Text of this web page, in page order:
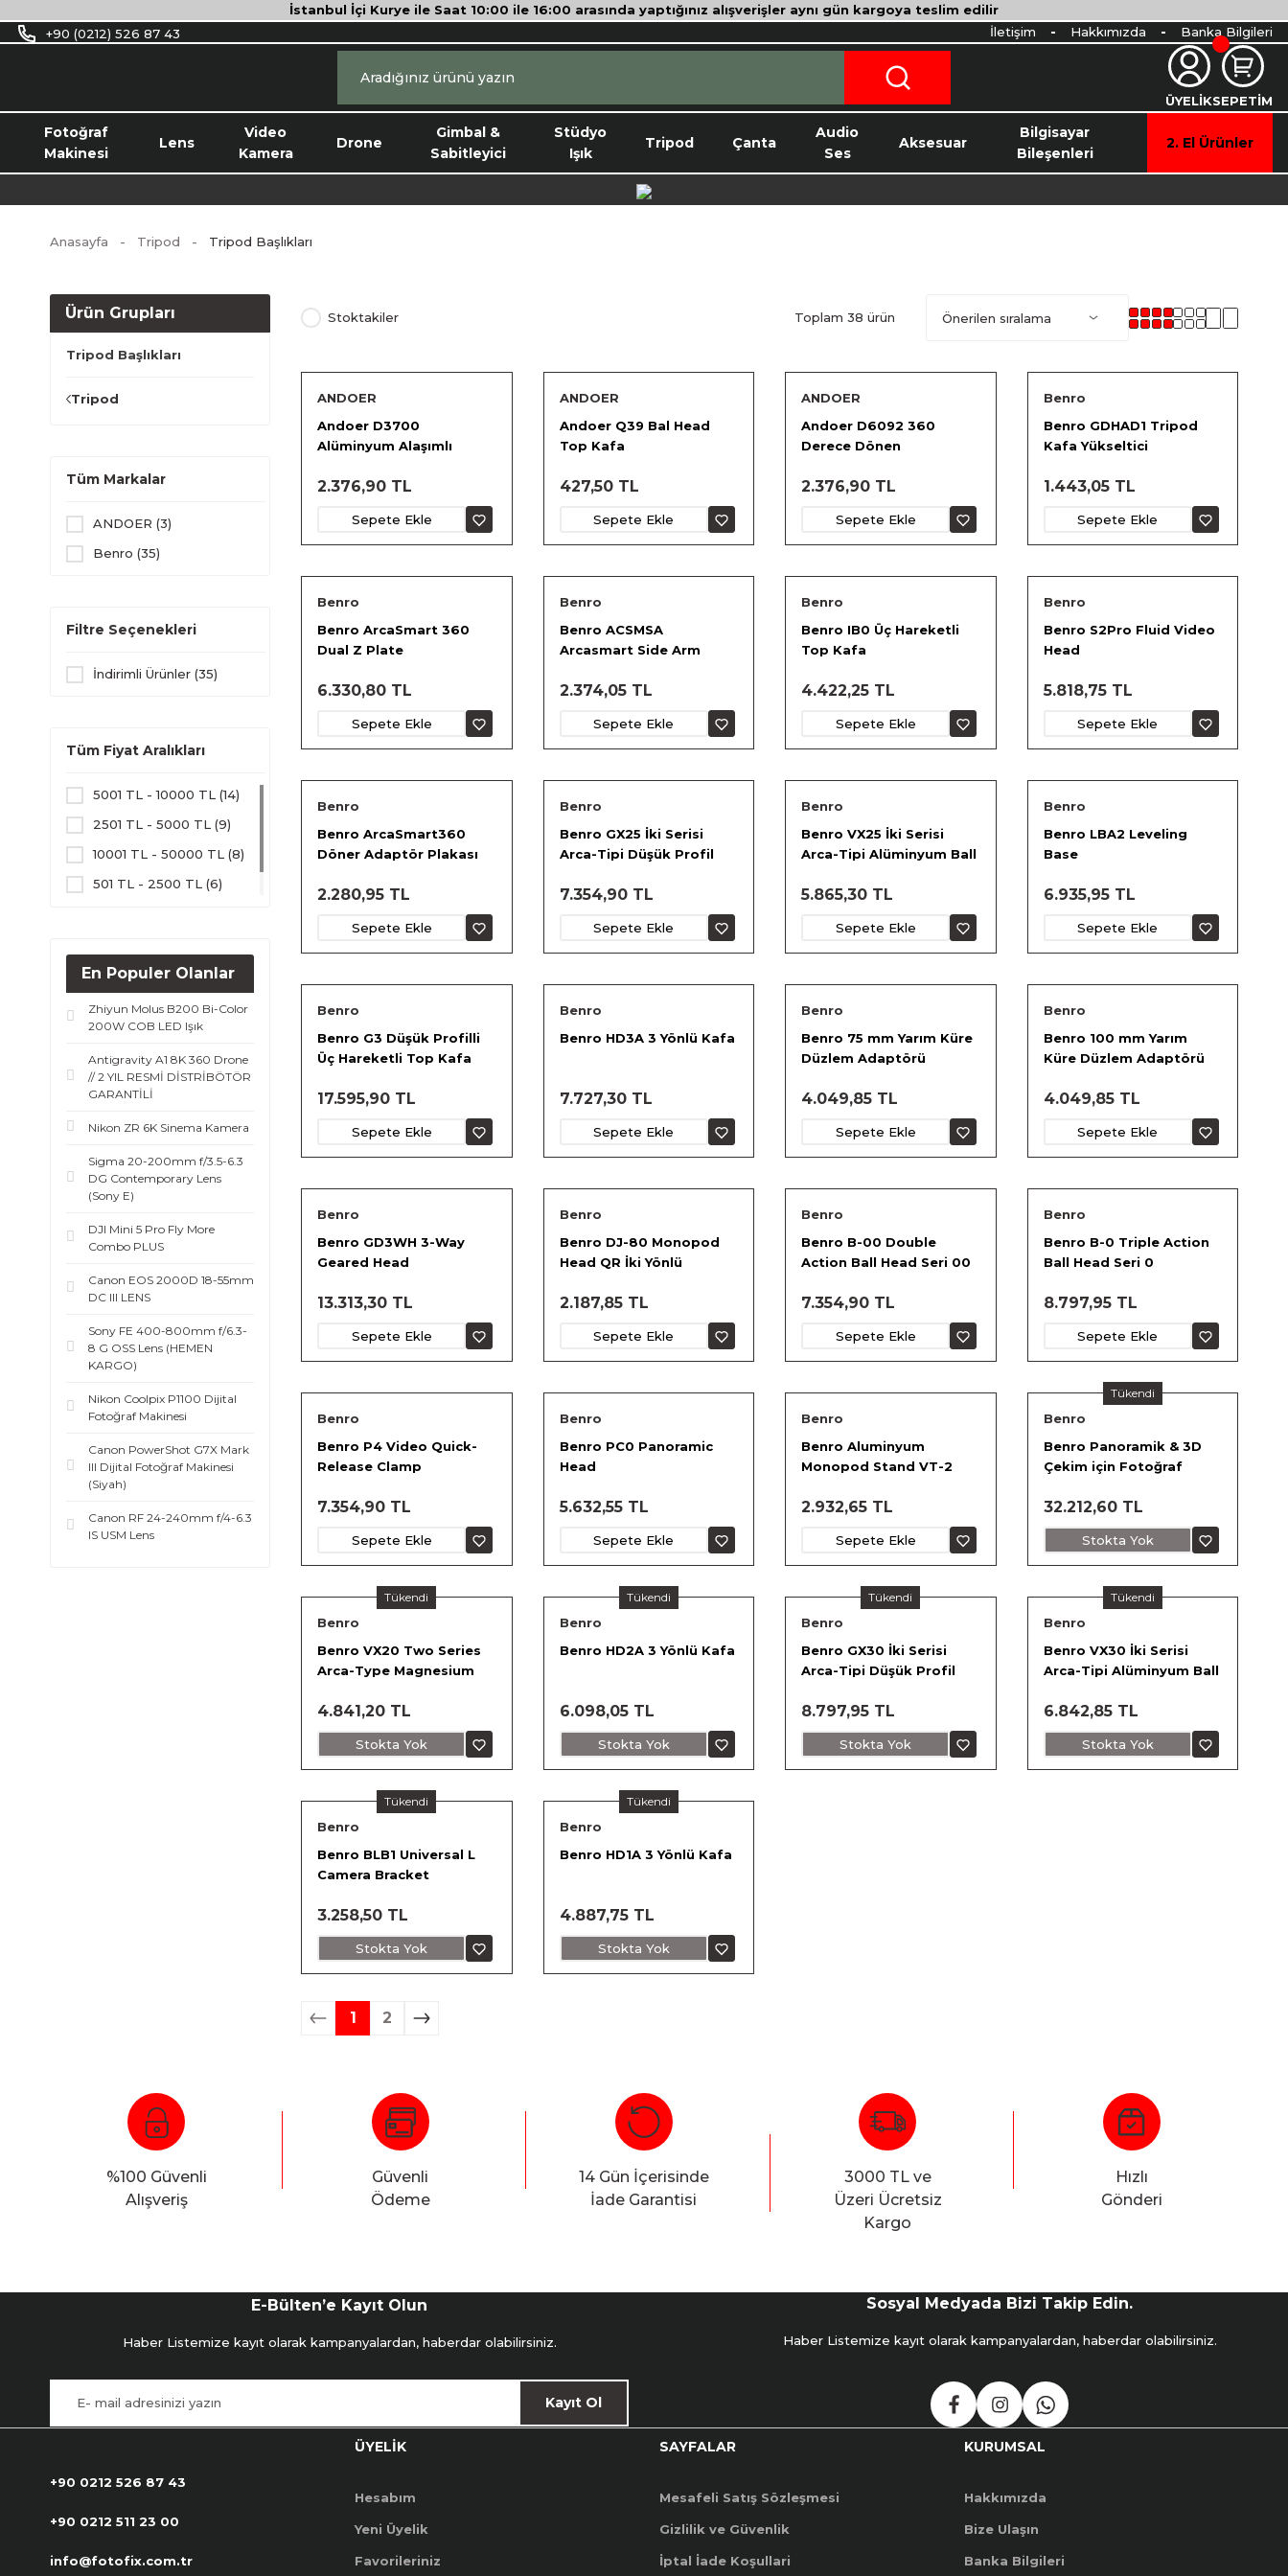
İstanbul İçi Kurye ile Saat 10:00 ile 16:00 arasında yaptığınız alışverişler aynı gün kargoya teslim edilir
+90 (0212) 526 87 43
İletişim Hakkımızda Banka Bilgileri
ÜYELİKSEPETİM
Fotoğraf
Makinesi
Lens
Video
Kamera
Drone
Gimbal &
Sabitleyici
Stüdyo
Işık
Tripod Çanta
Audio
Ses
Aksesuar
Bilgisayar
Bileşenleri
2. El Ürünler
Anasayfa Tripod Tripod Başlıkları
Ürün Grupları
Tripod Başlıkları
Tripod
Tüm Markalar
ANDOER (3)
Benro (35)
Filtre Seçenekleri
İndirimli Ürünler (35)
Tüm Fiyat Aralıkları
5001 TL - 10000 TL (14)
2501 TL - 5000 TL (9)
10001 TL - 50000 TL (8)
501 TL - 2500 TL (6)
En Populer Olanlar
Zhiyun Molus B200 Bi-Color
200W COB LED Işık
Antigravity A1 8K 360 Drone
// 2 YIL RESMİ DİSTRİBÖTÖR
GARANTİLİ
Nikon ZR 6K Sinema Kamera
Sigma 20-200mm f/3.5-6.3
DG Contemporary Lens
(Sony E)
DJI Mini 5 Pro Fly More
Combo PLUS
Canon EOS 2000D 18-55mm
DC III LENS
Sony FE 400-800mm f/6.3-
8 G OSS Lens (HEMEN
KARGO)
Nikon Coolpix P1100 Dijital
Fotoğraf Makinesi
Canon PowerShot G7X Mark
III Dijital Fotoğraf Makinesi
(Siyah)
Canon RF 24-240mm f/4-6.3
IS USM Lens
Stoktakiler Toplam 38 ürün
ANDOER
Andoer D3700
Alüminyum Alaşımlı
2.376,90 TL
Sepete Ekle
ANDOER
Andoer Q39 Bal Head
Top Kafa
427,50 TL
Sepete Ekle
ANDOER
Andoer D6092 360
Derece Dönen
2.376,90 TL
Sepete Ekle
Benro
Benro GDHAD1 Tripod
Kafa Yükseltici
1.443,05 TL
Sepete Ekle
Benro
Benro ArcaSmart 360
Dual Z Plate
6.330,80 TL
Sepete Ekle
Benro
Benro ACSMSA
Arcasmart Side Arm
2.374,05 TL
Sepete Ekle
Benro
Benro IB0 Üç Hareketli
Top Kafa
4.422,25 TL
Sepete Ekle
Benro
Benro S2Pro Fluid Video
Head
5.818,75 TL
Sepete Ekle
Benro
Benro ArcaSmart360
Döner Adaptör Plakası
2.280,95 TL
Sepete Ekle
Benro
Benro GX25 İki Serisi
Arca-Tipi Düşük Profil
7.354,90 TL
Sepete Ekle
Benro
Benro VX25 İki Serisi
Arca-Tipi Alüminyum Ball
5.865,30 TL
Sepete Ekle
Benro
Benro LBA2 Leveling
Base
6.935,95 TL
Sepete Ekle
Benro
Benro G3 Düşük Profilli
Üç Hareketli Top Kafa
17.595,90 TL
Sepete Ekle
Benro
Benro HD3A 3 Yönlü Kafa
7.727,30 TL
Sepete Ekle
Benro
Benro 75 mm Yarım Küre
Düzlem Adaptörü
4.049,85 TL
Sepete Ekle
Benro
Benro 100 mm Yarım
Küre Düzlem Adaptörü
4.049,85 TL
Sepete Ekle
Benro
Benro GD3WH 3-Way
Geared Head
13.313,30 TL
Sepete Ekle
Benro
Benro DJ-80 Monopod
Head QR İki Yönlü
2.187,85 TL
Sepete Ekle
Benro
Benro B-00 Double
Action Ball Head Seri 00
7.354,90 TL
Sepete Ekle
Benro
Benro B-0 Triple Action
Ball Head Seri 0
8.797,95 TL
Sepete Ekle
Benro
Benro P4 Video Quick-
Release Clamp
7.354,90 TL
Sepete Ekle
Benro
Benro PC0 Panoramic
Head
5.632,55 TL
Sepete Ekle
Benro
Benro Aluminyum
Monopod Stand VT-2
2.932,65 TL
Sepete Ekle
Tükendi
Benro
Benro Panoramik & 3D
Çekim için Fotoğraf
32.212,60 TL
Stokta Yok
Tükendi
Benro
Benro VX20 Two Series
Arca-Type Magnesium
4.841,20 TL
Stokta Yok
Tükendi
Benro
Benro HD2A 3 Yönlü Kafa
6.098,05 TL
Stokta Yok
Tükendi
Benro
Benro GX30 İki Serisi
Arca-Tipi Düşük Profil
8.797,95 TL
Stokta Yok
Tükendi
Benro
Benro VX30 İki Serisi
Arca-Tipi Alüminyum Ball
6.842,85 TL
Stokta Yok
Tükendi
Benro
Benro BLB1 Universal L
Camera Bracket
3.258,50 TL
Stokta Yok
Tükendi
Benro
Benro HD1A 3 Yönlü Kafa
4.887,75 TL
Stokta Yok
1 2
%100 Güvenli
Alışveriş
Güvenli
Ödeme
14 Gün İçerisinde
İade Garantisi
3000 TL ve
Üzeri Ücretsiz
Kargo
Hızlı
Gönderi
E-Bülten’e Kayıt Olun
Haber Listemize kayıt olarak kampanyalardan, haberdar olabilirsiniz.
Kayıt Ol
Sosyal Medyada Bizi Takip Edin.
Haber Listemize kayıt olarak kampanyalardan, haberdar olabilirsiniz.
+90 0212 526 87 43
+90 0212 511 23 00
info@fotofix.com.tr
ÜYELİK
Hesabım
Yeni Üyelik
Favorileriniz
SAYFALAR
Mesafeli Satış Sözleşmesi
Gizlilik ve Güvenlik
İptal İade Koşullari
KURUMSAL
Hakkımızda
Bize Ulaşın
Banka Bilgileri